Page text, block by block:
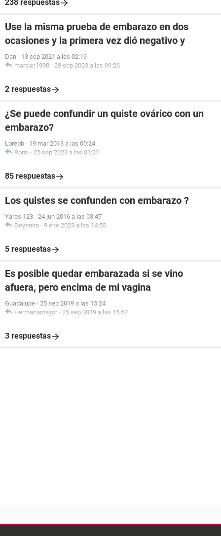
238 respuestas
Use la misma prueba de embarazo en dos
ocasiones y la primera vez dió negativo y
Dan - 13 sep 2021 a las 02:19
marsan1990 - 28 sep 2023 a las 09:26
2 respuestas
¿Se puede confundir un quiste ovárico con un
embarazo?
Lorebb - 19 mar 2013 a las 00:24
Romi - 25 sep 2023 a las 01:21
85 respuestas
Los quistes se confunden con embarazo ?
Yaresi123 - 24 jun 2016 a las 03:47
Deyanira - 9 ene 2023 a las 14:55
5 respuestas
Es posible quedar embarazada si se vino
afuera, pero encima de mi vagina
Guadalupe - 25 sep 2019 a las 15:24
Hermanamayor - 25 sep 2019 a las 15:57
3 respuestas